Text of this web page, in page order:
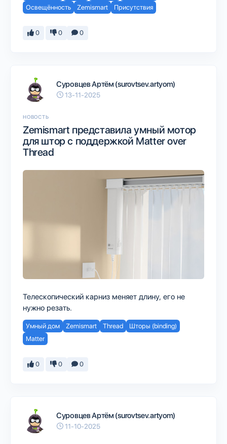
Освещённость
Zemismart Присутствия
0 0 0
Суровцев Артём (surovtsev.artyom)
13-11-2025
НОВОСТЬ
Zemismart представила умный мотор
для штор с поддержкой Matter over
Thread
Телескопический карниз меняет длину, его не
нужно резать.
Умный дом Zemismart Thread
Шторы (binding)
Matter
0 0 0
Суровцев Артём (surovtsev.artyom)
11-10-2025